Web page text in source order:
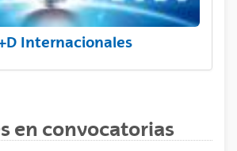
Internacionales
en convocatorias